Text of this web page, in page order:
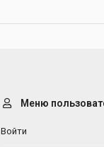
Меню
Войти